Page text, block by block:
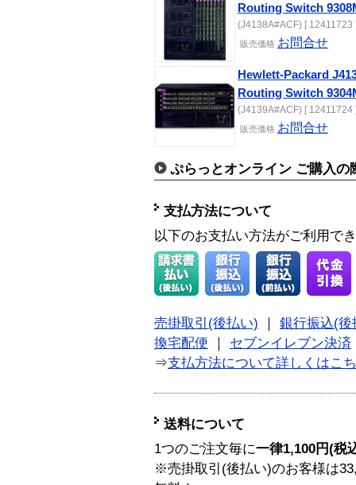
Routing Switch
(J4138A#ACF) [ 12411723
販売価格 お問合せ
Hewlett-Packard
Routing Switch
(J4139A#ACF) [ 12411724
販売価格 お問合せ
ぷらっとオンライン ご購入の
支払方法について
以下のお支払い方法がご利用で
売掛取引(後払い)
銀行振込(後
換宅配便
セブンイレブン決済
⇒支払方法について詳しくはこ
送料について
1つのご注文毎に一律1,100円(税
※売掛取引(後払い)のお客様は